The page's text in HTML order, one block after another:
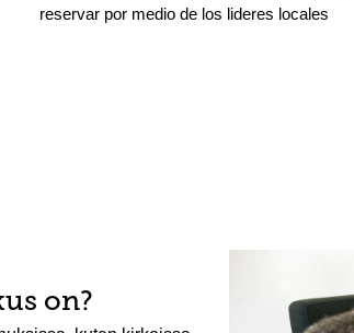
reservar por medio de los lideres locales
on?